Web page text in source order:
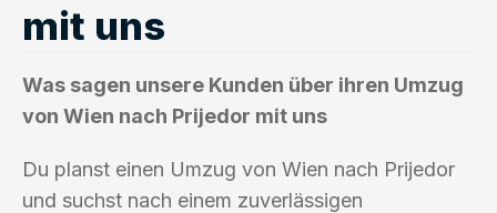
mit uns
Was sagen unsere Kunden über ihren Umzug
von Wien nach Prijedor mit uns
Du planst einen Umzug von Wien nach Prijedor
und suchst nach einem zuverlässigen